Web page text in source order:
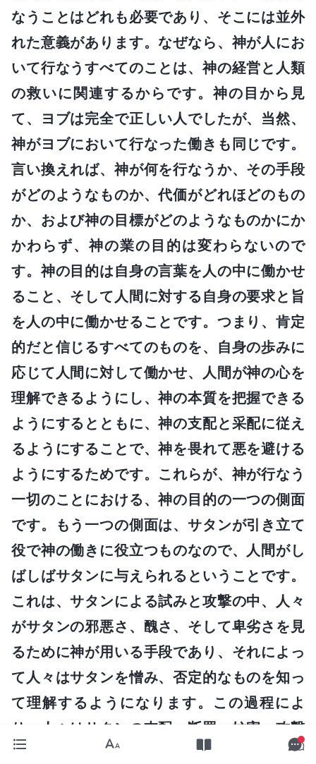
なうことはどれも必要であり、そこには並外
れた意義があります。なぜなら、神が人にお
いて行なうすべてのことは、神の経営と人類
の救いに関連するからです。神の目から見
て、ヨブは完全で正しい人でしたが、当然、
神がヨブにおいて行なった働きも同じです。
言い換えれば、神が何を行なうか、その手段
がどのようなものか、代価がどれほどのもの
か、および神の目標がどのようなものかにか
かわらず、神の業の目的は変わらないので
す。神の目的は自身の言葉を人の中に働かせ
ること、そして人間に対する自身の要求と旨
を人の中に働かせることです。つまり、肯定
的だと信じるすべてのものを、自身の歩みに
応じて人間に対して働かせ、人間が神の心を
理解できるようにし、神の本質を把握できる
ようにするとともに、神の支配と采配に従え
るようにすることで、神を畏れて悪を避ける
ようにするためです。これらが、神が行なう
一切のことにおける、神の目的の一つの側面
です。もう一つの側面は、サタンが引き立て
役で神の働きに役立つものなので、人間がし
ばしばサタンに与えられるということです。
これは、サタンによる試みと攻撃の中、人々
がサタンの邪悪さ、醜さ、そして卑劣さを見
るために神が用いる手段であり、それによっ
て人々はサタンを憎み、否定的なものを知っ
て理解するようになります。この過程によ
り、人々はサタンの支配、断罪、妨害、攻撃
から徐々に解放され、やがては神の言葉のお